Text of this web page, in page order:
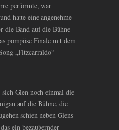
performte, war
hatte eine angenehme
die Band auf die Bühne
pompöse Finale mit dem
„Fitzcarraldo“
Glen noch einmal die
auf die Bühne, die
schien neben Glens
ein bezaubernder